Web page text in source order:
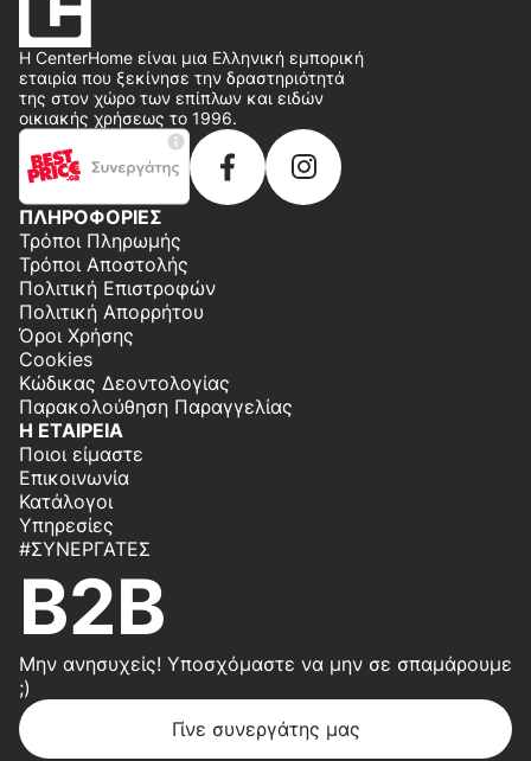
Η CenterHome είναι μια Ελληνική εμπορική
εταιρία που ξεκίνησε την δραστηριότητά
της στον χώρο των επίπλων και ειδών
οικιακής χρήσεως το 1996.
ΠΛΗΡΟΦΟΡΙΕΣ
Τρόποι Πληρωμής
Τρόποι Αποστολής
Πολιτική Επιστροφών
Πολιτική Απορρήτου
Όροι Χρήσης
Cookies
Κώδικας Δεοντολογίας
Παρακολούθηση Παραγγελίας
Η ΕΤΑΙΡΕΙΑ
Ποιοι είμαστε
Επικοινωνία
Κατάλογοι
Υπηρεσίες
#ΣΥΝΕΡΓΆΤΕΣ
B2B
Μην ανησυχείς! Υποσχόμαστε να μην σε σπαμάρουμε
;)
Γίνε συνεργάτης μας